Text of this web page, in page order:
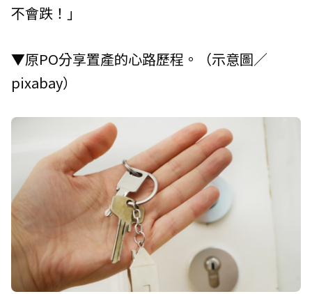
不會跌！」
▼原PO分享置產的心路歷程。（示意圖／
pixabay）